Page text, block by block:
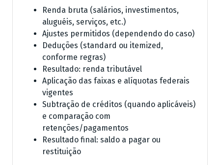
Renda bruta (salários, investimentos,
aluguéis, serviços, etc.)
Ajustes permitidos (dependendo do caso)
Deduções (standard ou itemized,
conforme regras)
Resultado: renda tributável
Aplicação das faixas e alíquotas federais
vigentes
Subtração de créditos (quando aplicáveis)
e comparação com
retenções/pagamentos
Resultado final: saldo a pagar ou
restituição